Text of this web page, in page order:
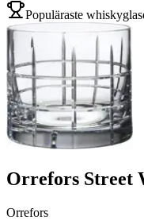
Populäraste
Orrefors Street
Orrefors